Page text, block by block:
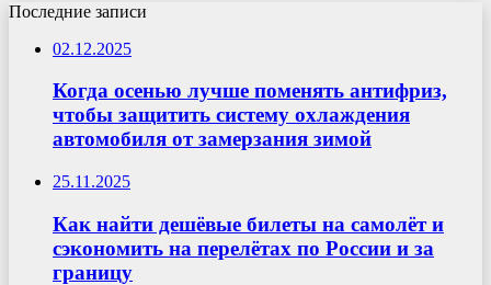
Последние записи
02.12.2025
Когда осенью лучше поменять антифриз,
чтобы защитить систему охлаждения
автомобиля от замерзания зимой
25.11.2025
Как найти дешёвые билеты на самолёт и
сэкономить на перелётах по России и за
границу